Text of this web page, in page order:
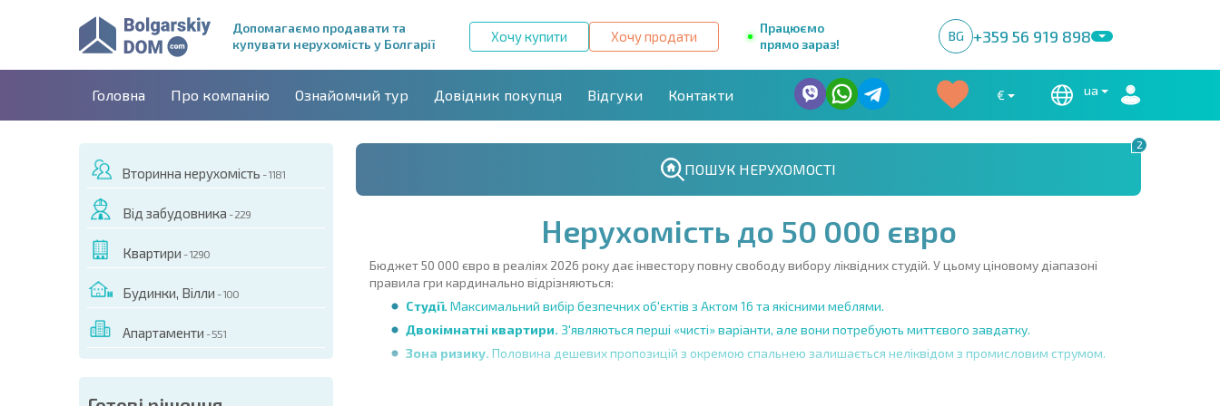
Допомагаємо продавати та
купувати нерухомість у Болгарії
Хочу купити Хочу продати
Працюємо
прямо зараз!
BG +359 56 919 898
Головна Про компанію Ознайомчий тур Довідник покупця Відгуки Контакти € ua
Вторинна нерухомість - 1181
Від забудовника - 229
Квартири - 1290
Будинки, Вілли - 100
Апартаменти - 551
2
ПОШУК НЕРУХОМОСТІ
Нерухомість до 50 000 євро
Бюджет 50 000 євро в реаліях 2026 року дає інвестору повну свободу вибору ліквідних студій. У цьому ціновому діапазоні
правила гри кардинально відрізняються:
Студії. Максимальний вибір безпечних об'єктів з Актом 16 та якісними меблями.
Двокімнатні квартири. З'являються перші «чисті» варіанти, але вони потребують миттєвого завдатку.
Зона ризику. Половина дешевих пропозицій з окремою спальнею залишається неліквідом з промисловим струмом.